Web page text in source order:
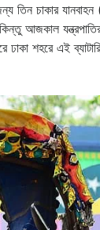
তিন চাকার
আজকাল
শহরে এই